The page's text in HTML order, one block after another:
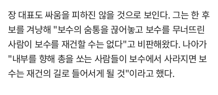
장 대표도 싸움을 피하진 않을 것으로 보인다. 그는 한 후
보를 겨냥해 "보수의 숨통을 끊어놓고 보수를 무너뜨린
사람이 보수를 재건할 수는 없다"고 비판해왔다. 나아가
"내부를 향해 총을 쏘는 사람들이 보수에서 사라지면 보
수는 재건의 길로 들어서게 될 것"이라고 했다.